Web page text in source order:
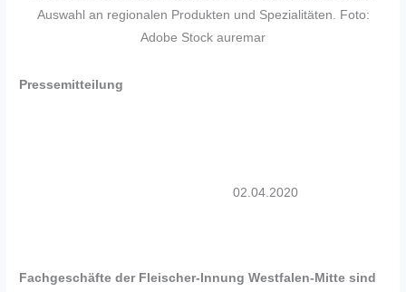
Auswahl an regionalen Produkten und Spezialitäten. Foto:
Adobe Stock auremar
Pressemitteilung
02.04.2020
Fachgeschäfte der Fleischer-Innung Westfalen-Mitte sind